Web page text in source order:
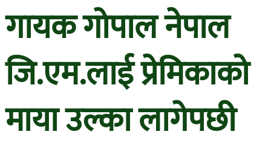
गायक गोपाल नेपाल
जि.एम.लाई प्रेमिकाको
माया उल्का लागेपछी